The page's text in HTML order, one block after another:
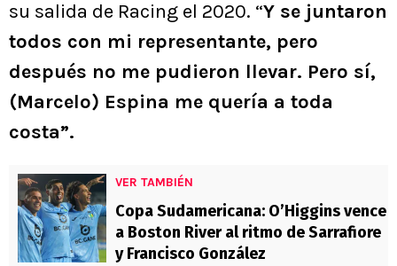
su salida de Racing el 2020. “Y se juntaron
todos con mi representante, pero
después no me pudieron llevar. Pero sí,
(Marcelo) Espina me quería a toda
costa”.
VER TAMBIÉN
Copa Sudamericana: O’Higgins vence
a Boston River al ritmo de Sarrafiore
y Francisco González